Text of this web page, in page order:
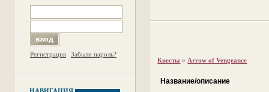
Регистрация Забыли пароль?
Квесты » Arrow of Vengeance
Название/описание